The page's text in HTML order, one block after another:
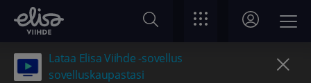
Lataa Elisa Viihde -sovellus
sovelluskaupastasi